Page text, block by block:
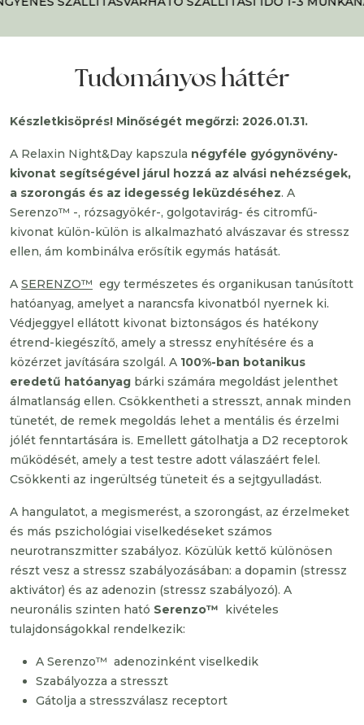
Tudományos háttér
Készletkisöprés! Minőségét megőrzi: 2026.01.31.
A Relaxin Night&Day kapszula négyféle gyógynövény-
kivonat segítségével járul hozzá az alvási nehézségek,
a szorongás és az idegesség leküzdéséhez. A
Serenzo™ -, rózsagyökér-, golgotavirág- és citromfű-
kivonat külön-külön is alkalmazható alvászavar és stressz
ellen, ám kombinálva erősítik egymás hatását.
A SERENZO™ egy természetes és organikusan tanúsított
hatóanyag, amelyet a narancsfa kivonatból nyernek ki.
Védjeggyel ellátott kivonat biztonságos és hatékony
étrend-kiegészítő, amely a stressz enyhítésére és a
közérzet javítására szolgál. A 100%-ban botanikus
eredetű hatóanyag bárki számára megoldást jelenthet
álmatlanság ellen. Csökkentheti a stresszt, annak minden
tünetét, de remek megoldás lehet a mentális és érzelmi
jólét fenntartására is. Emellett gátolhatja a D2 receptorok
működését, amely a test testre adott válaszáért felel.
Csökkenti az ingerültség tüneteit és a sejtgyulladást.
A hangulatot, a megismerést, a szorongást, az érzelmeket
és más pszichológiai viselkedéseket számos
neurotranszmitter szabályoz. Közülük kettő különösen
részt vesz a stressz szabályozásában: a dopamin (stressz
aktivátor) és az adenozin (stressz szabályozó). A
neuronális szinten ható Serenzo™ kivételes
tulajdonságokkal rendelkezik:
A Serenzo™ adenozinként viselkedik
Szabályozza a stresszt
Gátolja a stresszválasz receptort